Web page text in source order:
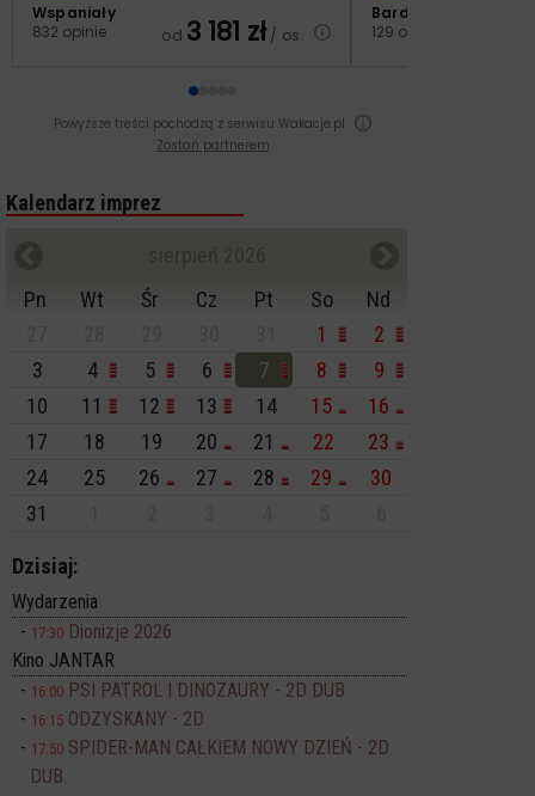
Wspaniały
832 opinie
od 3 181 zł/ os.
Bardzo dobry
129 opinii
Powyższe treści pochodzą z serwisu Wakacje.pl
Zostań partnerem
Kalendarz imprez
Pn
Wt Śr Cz Pt So
Nd
1
2
3
4 5 6 7 8
9
10
11 12 13 14 15
16
17
18 19 20 21 22
23
24
25 26 27 28 29
30
31
Dzisiaj:
Wydarzenia
17:30 Dionizje 2026
Kino JANTAR
16:00 PSI PATROL I DINOZAURY - 2D DUB
16:15 ODZYSKANY - 2D
17:50 SPIDER-MAN CAŁKIEM NOWY DZIEŃ - 2D
DUB